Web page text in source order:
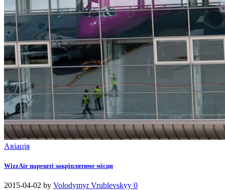
Авіація
WizzAir нарешті закріплятиме місця
2015-04-02 by Volodymyr Vrublevskyy 0